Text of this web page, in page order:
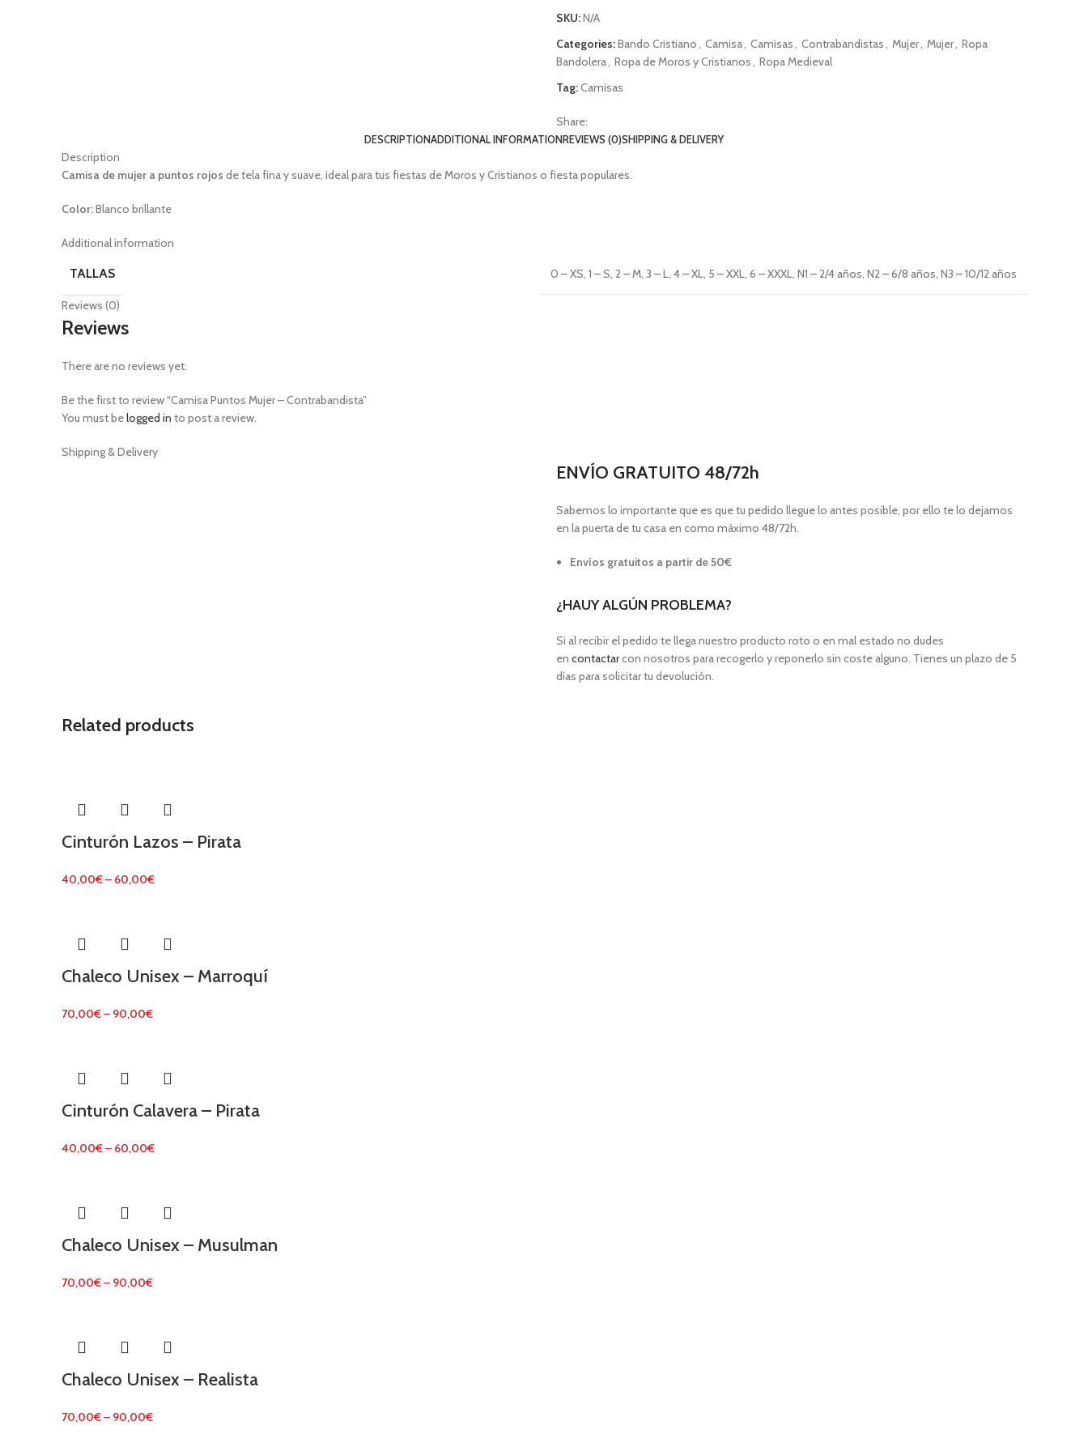
SKU:N/A
Categories:Bando Cristiano, Camisa, Camisas, Contrabandistas, Mujer, Mujer, Ropa
Bandolera, Ropa de Moros y Cristianos, Ropa Medieval
Tag:Camisas
Share:
DESCRIPTIONADDITIONAL INFORMATIONREVIEWS (0)SHIPPING & DELIVERY
Description
Camisa de mujer a puntos rojos de tela fina y suave, ideal para tus fiestas de Moros y Cristianos o fiesta populares.
Color:Blanco brillante
Additional information
TALLAS 0 – XS, 1 – S, 2 – M, 3 – L, 4 – XL, 5 – XXL, 6 – XXXL, N1 – 2/4 años, N2 – 6/8 años, N3 – 10/12 años
Reviews (0)
Reviews
There are no reviews yet.
Be the first to review “Camisa Puntos Mujer – Contrabandista”
You must belogged in to post a review.
Shipping & Delivery
ENVÍO GRATUITO 48/72h
Sabemos lo importante que es que tu pedido llegue lo antes posible, por ello te lo dejamos
en la puerta de tu casa en como máximo 48/72h.
Envíos gratuitos a partir de 50€
¿HAUY ALGÚN PROBLEMA?
Si al recibir el pedido te llega nuestro producto roto o en mal estado no dudes
en contactarcon nosotros para recogerlo y reponerlo sin coste alguno. Tienes un plazo de 5
días para solicitar tu devolución.
Related products
Cinturón Lazos – Pirata
40,00€– 60,00€
Chaleco Unisex – Marroquí
70,00€– 90,00€
Cinturón Calavera – Pirata
40,00€– 60,00€
Chaleco Unisex – Musulman
70,00€– 90,00€
Chaleco Unisex – Realista
70,00€– 90,00€